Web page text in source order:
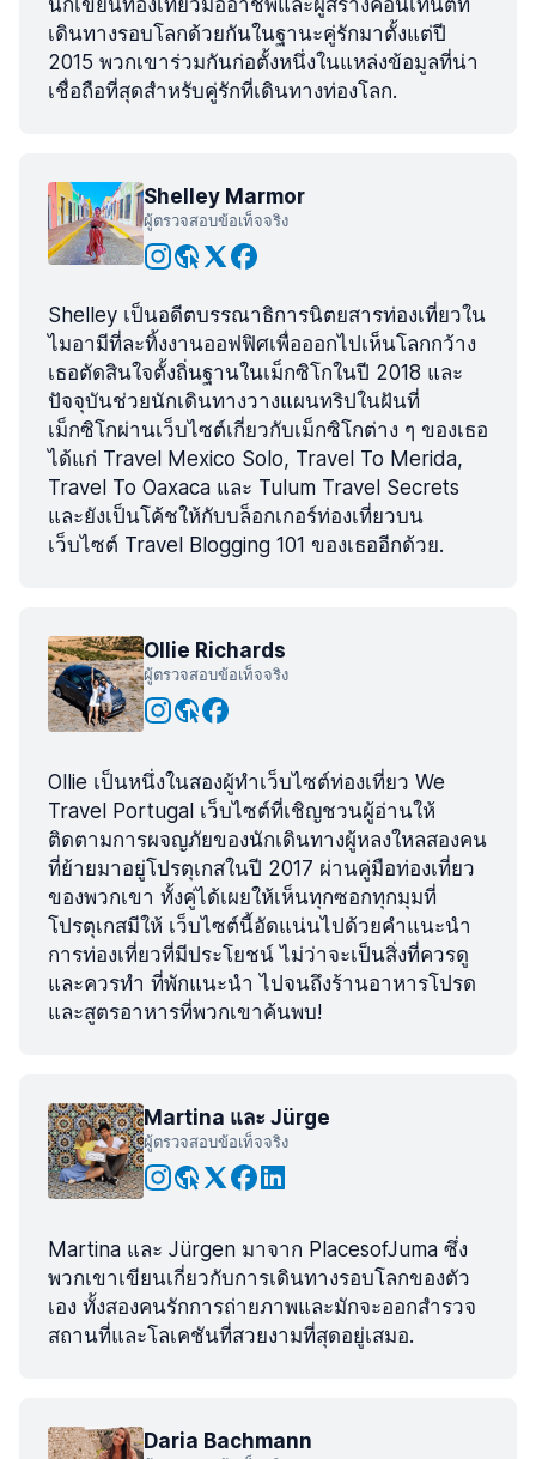
เดินทางรอบโลกด้วยกันในฐานะคู่รักมาตั้งแต่ปี
2015 พวกเขาร่วมกันก่อตั้งหนึ่งในแหล่งข้อมูลที่น่า
เชื่อถือที่สุดสำหรับคู่รักที่เดินทางท่องโลก.
Shelley Marmor
ผู้ตรวจสอบข้อเท็จจริง
Shelley เป็นอดีตบรรณาธิการนิตยสารท่องเที่ยวใน
ไมอามีที่ละทิ้งงานออฟฟิศเพื่อออกไปเห็นโลกกว้าง
เธอตัดสินใจตั้งถิ่นฐานในเม็กซิโกในปี 2018 และ
ปัจจุบันช่วยนักเดินทางวางแผนทริปในฝันที่
เม็กซิโกผ่านเว็บไซต์เกี่ยวกับเม็กซิโกต่าง ๆ ของเธอ
ได้แก่ Travel Mexico Solo, Travel To Merida,
Travel To Oaxaca และ Tulum Travel Secrets
และยังเป็นโค้ชให้กับบล็อกเกอร์ท่องเที่ยวบน
เว็บไซต์ Travel Blogging 101 ของเธออีกด้วย.
Ollie Richards
ผู้ตรวจสอบข้อเท็จจริง
Ollie เป็นหนึ่งในสองผู้ทำเว็บไซต์ท่องเที่ยว We
Travel Portugal เว็บไซต์ที่เชิญชวนผู้อ่านให้
ติดตามการผจญภัยของนักเดินทางผู้หลงใหลสองคน
ที่ย้ายมาอยู่โปรตุเกสในปี 2017 ผ่านคู่มือท่องเที่ยว
ของพวกเขา ทั้งคู่ได้เผยให้เห็นทุกซอกทุกมุมที่
โปรตุเกสมีให้ เว็บไซต์นี้อัดแน่นไปด้วยคำแนะนำ
การท่องเที่ยวที่มีประโยชน์ ไม่ว่าจะเป็นสิ่งที่ควรดู
และควรทำ ที่พักแนะนำ ไปจนถึงร้านอาหารโปรด
และสูตรอาหารที่พวกเขาค้นพบ!
Martina และ Jürge
ผู้ตรวจสอบข้อเท็จจริง
Martina และ Jürgen มาจาก PlacesofJuma ซึ่ง
พวกเขาเขียนเกี่ยวกับการเดินทางรอบโลกของตัว
เอง ทั้งสองคนรักการถ่ายภาพและมักจะออกสำรวจ
สถานที่และโลเคชันที่สวยงามที่สุดอยู่เสมอ.
Daria Bachmann